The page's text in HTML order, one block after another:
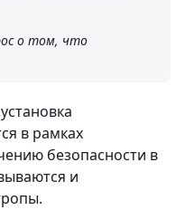
о том, что
в рамках
безопасности в
и